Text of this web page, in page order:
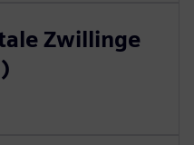
Zwillinge